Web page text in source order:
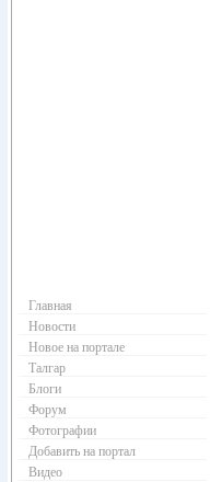
Главная
Новости
Новое на портале
Талгар
Блоги
Форум
Фотографии
Добавить на портал
Видео